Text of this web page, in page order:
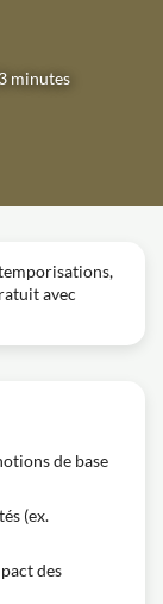
minutes
avec
de base
(ex.
des